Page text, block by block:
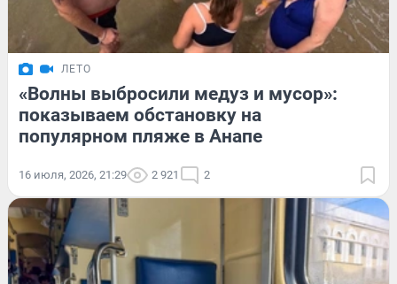
ЛЕТО
«Волны выбросили медуз и мусор»:
показываем обстановку на
популярном пляже в Анапе
16 июля, 2026, 21:29 2 921 2